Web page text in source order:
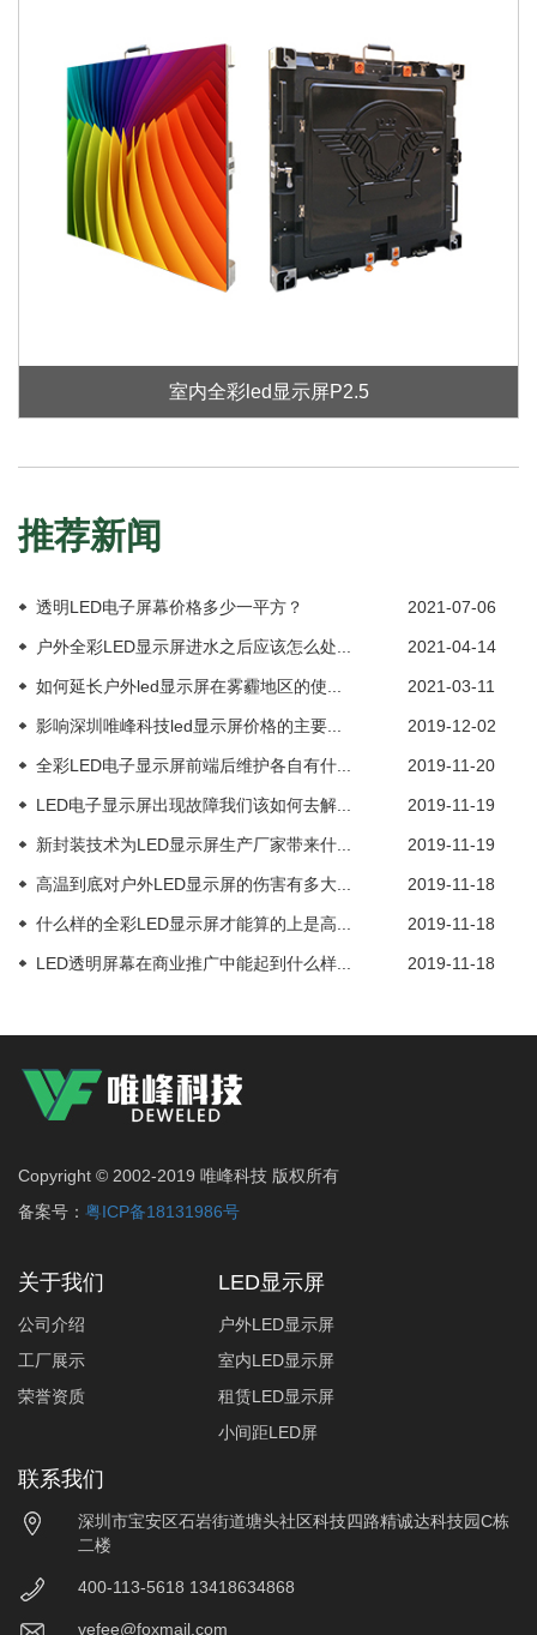
室内全彩led显示屏P2.5
推荐新闻
透明LED电子屏幕价格多少一平方？ 2021-07-06
户外全彩LED显示屏进水之后应该怎么处... 2021-04-14
如何延长户外led显示屏在雾霾地区的使... 2021-03-11
影响深圳唯峰科技led显示屏价格的主要... 2019-12-02
全彩LED电子显示屏前端后维护各自有什... 2019-11-20
LED电子显示屏出现故障我们该如何去解... 2019-11-19
新封装技术为LED显示屏生产厂家带来什... 2019-11-19
高温到底对户外LED显示屏的伤害有多大... 2019-11-18
什么样的全彩LED显示屏才能算的上是高... 2019-11-18
LED透明屏幕在商业推广中能起到什么样... 2019-11-18
Copyright © 2002-2019 唯峰科技 版权所有
备案号： 粤ICP备18131986号
关于我们
公司介绍
工厂展示
荣誉资质
LED显示屏
户外LED显示屏
室内LED显示屏
租赁LED显示屏
小间距LED屏
联系我们
深圳市宝安区石岩街道塘头社区科技四路精诚达科技园C栋
二楼
400-113-5618 13418634868
vefee@foxmail.com